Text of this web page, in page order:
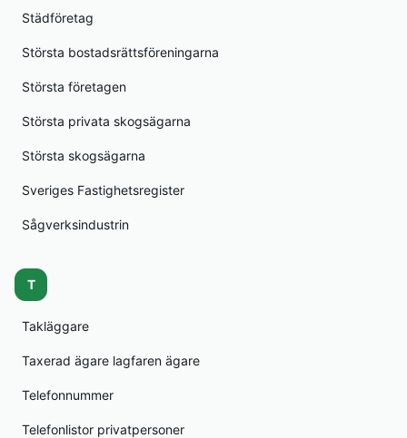
Städföretag
Största bostadsrättsföreningarna
Största företagen
Största privata skogsägarna
Största skogsägarna
Sveriges Fastighetsregister
Sågverksindustrin
T
Takläggare
Taxerad ägare lagfaren ägare
Telefonnummer
Telefonlistor privatpersoner